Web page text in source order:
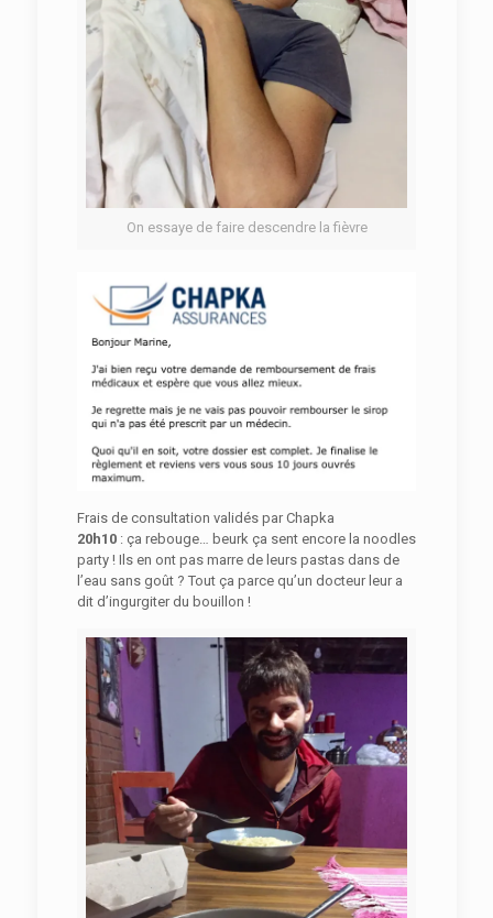
On essaye de faire descendre la fièvre
Frais de consultation validés par Chapka
20h10: ça rebouge… beurk ça sent encore la noodles
party ! Ils en ont pas marre de leurs pastas dans de
l’eau sans goût ? Tout ça parce qu’un docteur leur a
dit d’ingurgiter du bouillon !